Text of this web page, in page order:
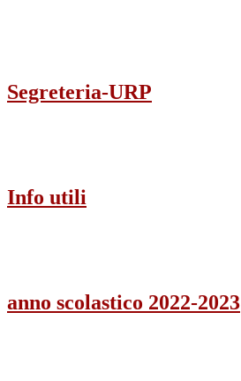
Segreteria-URP
Info utili
anno scolastico 2022-2023